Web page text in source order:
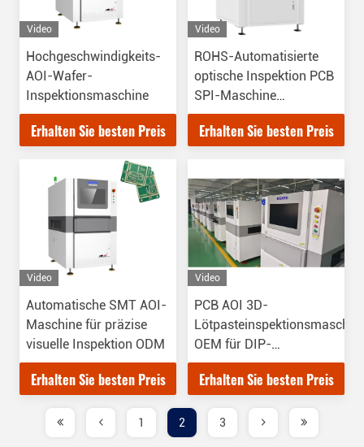
Video
Hochgeschwindigkeits-
AOI-Wafer-
Inspektionsmaschine
Erhalten Sie besten Preis
Video
ROHS-Automatisierte
optische Inspektion PCB
SPI-Maschine
Echtzeitdatenanalyse
Erhalten Sie besten Preis
Video
Automatische SMT AOI-
Maschine für präzise
visuelle Inspektion ODM
Erhalten Sie besten Preis
Video
PCB AOI 3D-
OEM für DIP-
Lötverbindungen
Erhalten Sie besten Preis
1 2 3